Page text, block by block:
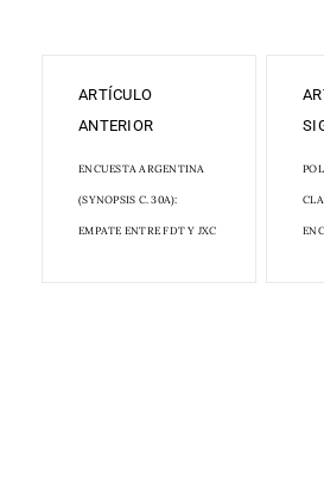
ARTÍCULO
ANTERIOR
ENCUESTA ARGENTINA
(SYNOPSIS C. 30A):
EMPATE ENTRE FDT Y JXC